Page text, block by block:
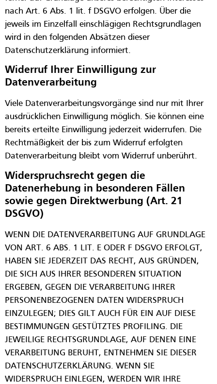
nach Art. 6 Abs. 1 lit. f DSGVO erfolgen. Über die
jeweils im Einzelfall einschlägigen Rechtsgrundlagen
wird in den folgenden Absätzen dieser
Datenschutzerklärung informiert.
Widerruf Ihrer Einwilligung zur
Datenverarbeitung
Viele Datenverarbeitungsvorgänge sind nur mit Ihrer
ausdrücklichen Einwilligung möglich. Sie können eine
bereits erteilte Einwilligung jederzeit widerrufen. Die
Rechtmäßigkeit der bis zum Widerruf erfolgten
Datenverarbeitung bleibt vom Widerruf unberührt.
Widerspruchsrecht gegen die
Datenerhebung in besonderen Fällen
sowie gegen Direktwerbung (Art. 21
DSGVO)
WENN DIE DATENVERARBEITUNG AUF GRUNDLAGE
VON ART. 6 ABS. 1 LIT. E ODER F DSGVO ERFOLGT,
HABEN SIE JEDERZEIT DAS RECHT, AUS GRÜNDEN,
DIE SICH AUS IHRER BESONDEREN SITUATION
ERGEBEN, GEGEN DIE VERARBEITUNG IHRER
PERSONENBEZOGENEN DATEN WIDERSPRUCH
EINZULEGEN; DIES GILT AUCH FÜR EIN AUF DIESE
BESTIMMUNGEN GESTÜTZTES PROFILING. DIE
JEWEILIGE RECHTSGRUNDLAGE, AUF DENEN EINE
VERARBEITUNG BERUHT, ENTNEHMEN SIE DIESER
DATENSCHUTZERKLÄRUNG. WENN SIE
WIDERSPRUCH EINLEGEN, WERDEN WIR IHRE